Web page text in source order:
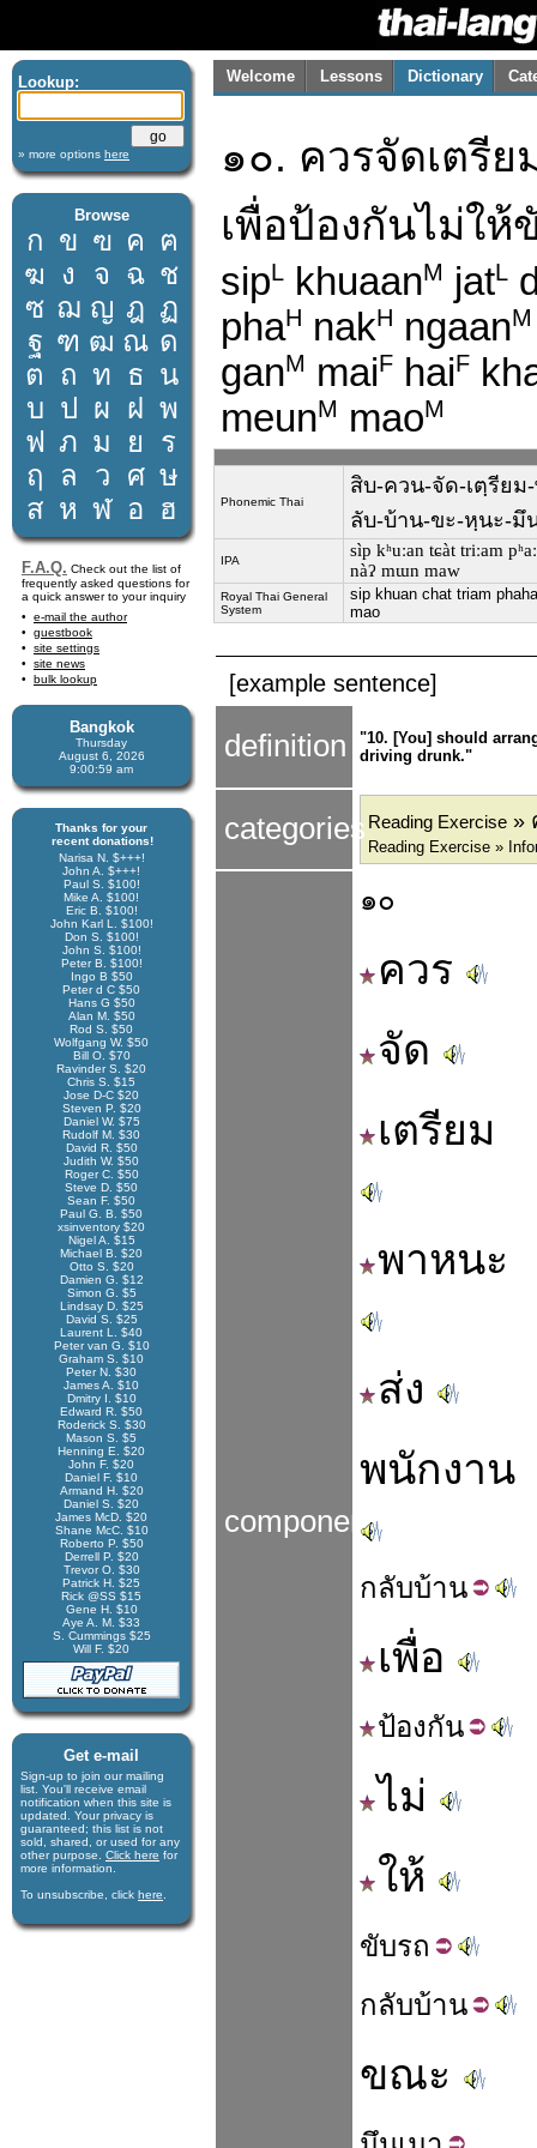
Lookup:
» more options here
Browse
ก ข ฃ ค ฅ
ฆ ง จ ฉ ช
ซ ฌ ญ ฎ ฏ
ฐ ฑ ฒ ณ ด
ต ถ ท ธ น
บ ป ผ ฝ พ
ฟ ภ ม ย
ร
ฤ
ล ว ศ ษ
ส ห ฬ อ ฮ
F.A.Q. Check out the list of
frequently asked questions for
a quick answer to your inquiry
e-mail the author
guestbook
site settings
site news
bulk lookup
Bangkok
Thursday
August 6, 2026
9:00:59 am
Thanks for your
recent donations!
Narisa N. $+++!
John A. $+++!
Paul S. $100!
Mike A. $100!
Eric B. $100!
John Karl L. $100!
Don S. $100!
John S. $100!
Peter B. $100!
Ingo B $50
Peter d C $50
Hans G $50
Alan M. $50
Rod S. $50
Wolfgang W. $50
Bill O. $70
Ravinder S. $20
Chris S. $15
Jose D-C $20
Steven P. $20
Daniel W. $75
Rudolf M. $30
David R. $50
Judith W. $50
Roger C. $50
Steve D. $50
Sean F. $50
Paul G. B. $50
xsinventory $20
Nigel A. $15
Michael B. $20
Otto S. $20
Damien G. $12
Simon G. $5
Lindsay D. $25
David S. $25
Laurent L. $40
Peter van G. $10
Graham S. $10
Peter N. $30
James A. $10
Dmitry I. $10
Edward R. $50
Roderick S. $30
Mason S. $5
Henning E. $20
John F. $20
Daniel F. $10
Armand H. $20
Daniel S. $20
James McD. $20
Shane McC. $10
Roberto P. $50
Derrell P. $20
Trevor O. $30
Patrick H. $25
Rick @SS $15
Gene H. $10
Aye A. M. $33
S. Cummings $25
Will F. $20
Get e-mail
Sign-up to join our mail­ing
list. You'll receive e­mail
notification when this site is
updated. Your privacy is
guaran­teed; this list is not
sold, shared, or used for any
other purpose. Click here for
more infor­mation.
To unsubscribe, click here
Welcome Lessons Dictionary
๑๐. ควรจัดเตรี
เพื่อป้องกันไม่ใ
sipL khuaanM jatL
phaH nakH ngaanM
ganM maiF haiF
meunM maoM
Phonemic Thai
สิบ-ควน-จัด-เตฺรียม
ลับ-บ้าน-ขะ-หฺนะ-มึ
IPA
sìp kʰuːan tɕàt triːam
nàʔ mɯn maw
Royal Thai General
System
sip khuan chat triam
mao
[example sentence]
definition
"10. [You] should
driving drunk."
categories Reading Exercise »
Reading Exercise »
components
๑๐
ควร
จัด
เตรียม
พาหนะ
ส่ง
พนักงาน
กลับบ้าน
เพื่อ
ป้องกัน
ไม่
ให้
ขับรถ
กลับบ้าน
ขณะ